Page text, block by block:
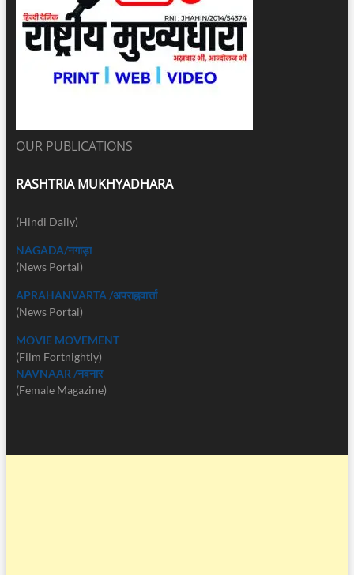
OUR PUBLICATIONS
RASHTRIA MUKHYADHARA
(Hindi Daily)
NAGADA/नगाड़ा
(News Portal)
APRAHANVARTA /अपराह्नवार्त्ता
(News Portal)
MOVIE MOVEMENT
(Film Fortnightly)
NAVNAAR /नवनार
(Female Magazine)